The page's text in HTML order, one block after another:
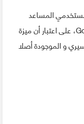
المساعد
الشخصي الذكي على آيفون Google Assistant، على اعتبار أن ميزة
و الموجودة أصلا